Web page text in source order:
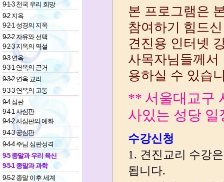
9-1-3 천국 우리 희망
9-2 지옥
9-2-1 성경의 지옥
9-2-2 자유와 선택
9-2-3 지옥의 역설
9-3 연옥
9-3-1 연옥의 근거
9-3-2 연옥 교리
9-3-3 연옥의 고통
9-4 심판
9-4-1 사심판
9-4-2 사심판의 예화
9-4-3 공심판
9-4-4 주님 심판성격
9-5 종말과 우리 육신
9-5-1 종말과 과학
9-5-2 종말 이후 세계